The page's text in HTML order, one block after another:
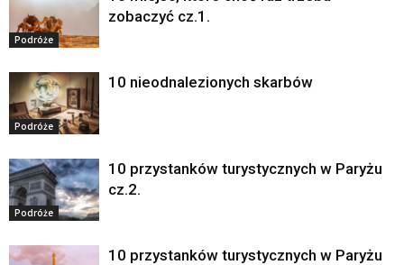
Podróże
zobaczyć cz.1.
Podróże
10 nieodnalezionych skarbów
Podróże
10 przystanków turystycznych w Paryżu
cz.2.
10 przystanków turystycznych w Paryżu